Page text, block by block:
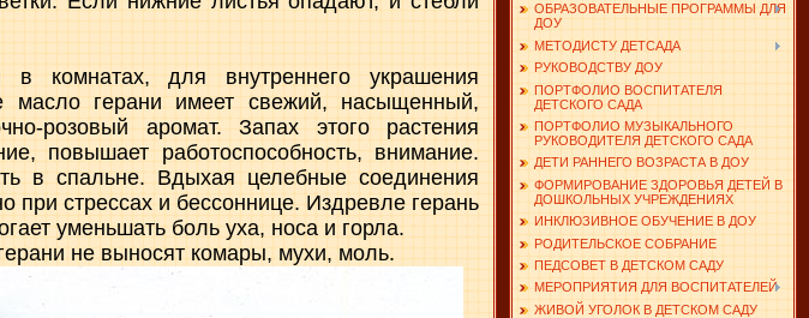
в комнатах, для внутреннего украшения
масло герани имеет свежий, насыщенный,
розовый аромат. Запах этого растения
повышает работоспособность, внимание.
в спальне. Вдыхая целебные соединения
при стрессах и бессоннице. Издревле герань
уменьшать боль уха, носа и горла.
не выносят комары, мухи, моль.
ОБРАЗОВАТЕЛЬНЫЕ ПРОГРАММЫ ДЛЯ
ДОУ
МЕТОДИСТУ ДЕТСАДА
РУКОВОДСТВУ ДОУ
ПОРТФОЛИО ВОСПИТАТЕЛЯ
ДЕТСКОГО САДА
ПОРТФОЛИО МУЗЫКАЛЬНОГО
РУКОВОДИТЕЛЯ ДЕТСКОГО САДА
ДЕТИ РАННЕГО ВОЗРАСТА В ДОУ
ФОРМИРОВАНИЕ ЗДОРОВЬЯ ДЕТЕЙ В
ДОШКОЛЬНЫХ УЧРЕЖДЕНИЯХ
ИНКЛЮЗИВНОЕ ОБУЧЕНИЕ В ДОУ
РОДИТЕЛЬСКОЕ СОБРАНИЕ
ПЕДСОВЕТ В ДЕТСКОМ САДУ
МЕРОПРИЯТИЯ ДЛЯ ВОСПИТАТЕЛЕЙ
ЖИВОЙ УГОЛОК В ДЕТСКОМ САДУ